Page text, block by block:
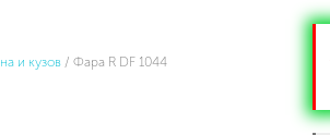
и кузов/ Фара R DF 1044